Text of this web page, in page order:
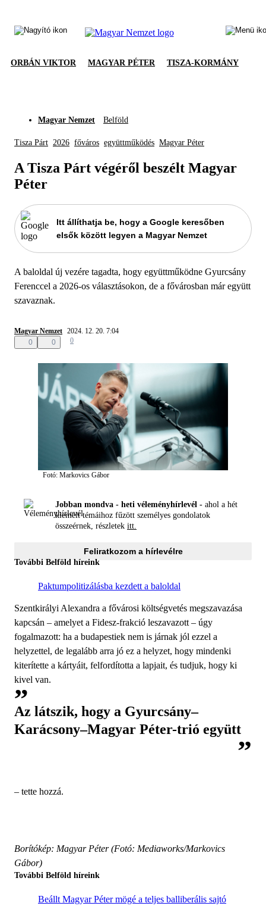
ORBÁN VIKTOR MAGYAR PÉTER TISZA-KORMÁNY
Magyar Nemzet Belföld
Tisza Párt 2026 főváros együttműködés Magyar Péter
A Tisza Párt végéről beszélt Magyar
Péter
Itt állíthatja be, hogy a Google keresőben
elsők között legyen a Magyar Nemzet
A baloldal új vezére tagadta, hogy együttműködne Gyurcsány
Ferenccel a 2026-os választásokon, de a fővárosban már együtt
szavaznak.
Magyar Nemzet 2024. 12. 20. 7:04
0
0 0
Fotó: Markovics Gábor
Jobban mondva - heti véleményhírlevél - ahol a hét
kiemelt témáihoz fűzött személyes gondolatok
összeérnek, részletek itt.
Feliratkozom a hírlevélre
További Belföld híreink
Paktumpolitizálásba kezdett a baloldal
Szentkirályi Alexandra a fővárosi költségvetés megszavazása
kapcsán – amelyet a Fidesz-frakció leszavazott – úgy
fogalmazott: ha a budapestiek nem is járnak jól ezzel a
helyzettel, de legalább arra jó ez a helyzet, hogy mindenki
kiterítette a kártyáit, felfordította a lapjait, és tudjuk, hogy ki
kivel van.
Az látszik, hogy a Gyurcsány–
Karácsony–Magyar Péter-trió együtt
– tette hozzá.
Borítókép: Magyar Péter (Fotó: Mediaworks/Markovics
Gábor)
További Belföld híreink
Beállt Magyar Péter mögé a teljes balliberális sajtó